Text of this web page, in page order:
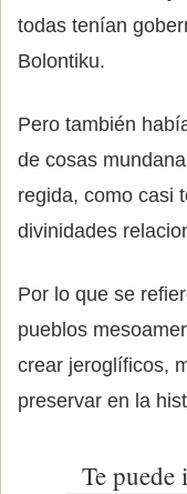
todas tenían
Bolontiku.
Pero también
de cosas
regida, como casi
divinidades
Por lo que se
pueblos
crear jeroglíficos,
preservar en la
Te puede